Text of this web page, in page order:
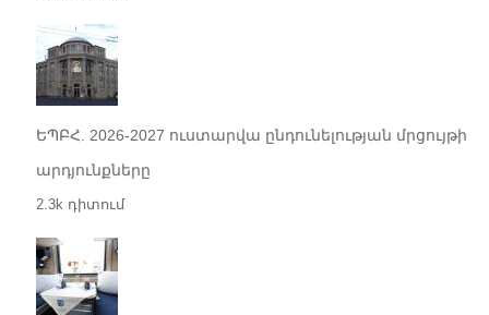
ԵՊԲՀ. 2026-2027 ուստարվա ընդունելության մրցույթի
արդյունքները
2.3k դիտում